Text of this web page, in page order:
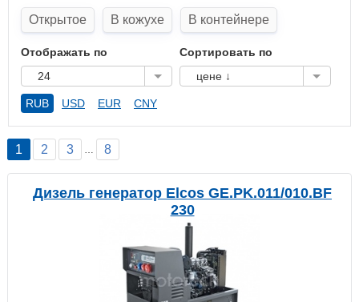
Открытое
В кожухе В контейнере
Отображать по
24
Сортировать по
цене ↓
RUB USD EUR CNY
1 2 3 … 8
Дизель генератор Elcos GE.PK.011/010.BF
230